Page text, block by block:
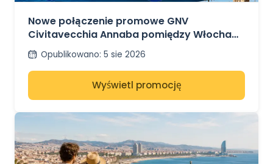
ANNABA
Nowe połączenie promowe GNV
Civitavecchia Annaba pomiędzy Włochami
a Algierią
Opublikowano: 5 sie 2026
Wyświetl promocję